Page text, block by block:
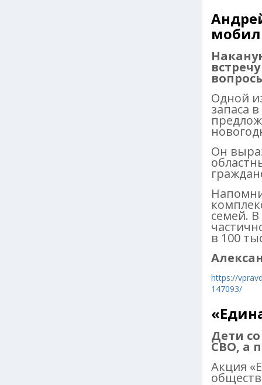
Одной
запаса
Он
семей.
в 100
https://
147093/
Дети
СВО, а
Акция